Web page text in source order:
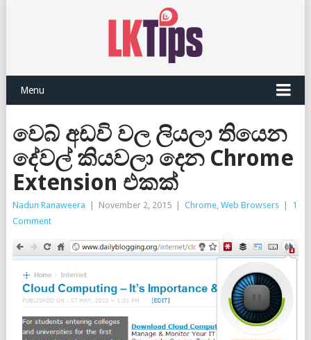
Menu
වෙබ් අඩවි වල ලියලා තියෙන
දේවල් කියවලා දෙන Chrome
Extension එකක්
Nadun Ranaweera November 2, 2015 Chrome, Web Browsers
1
Comment